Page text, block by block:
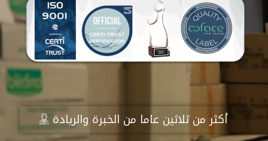
أكثر من ثلاثين عاما من الخبرة والريادة